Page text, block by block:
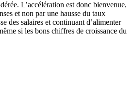
L’accélération est donc bienvenue,
et non par une hausse du taux
des salaires et continuant d’alimenter
si les bons chiffres de croissance du